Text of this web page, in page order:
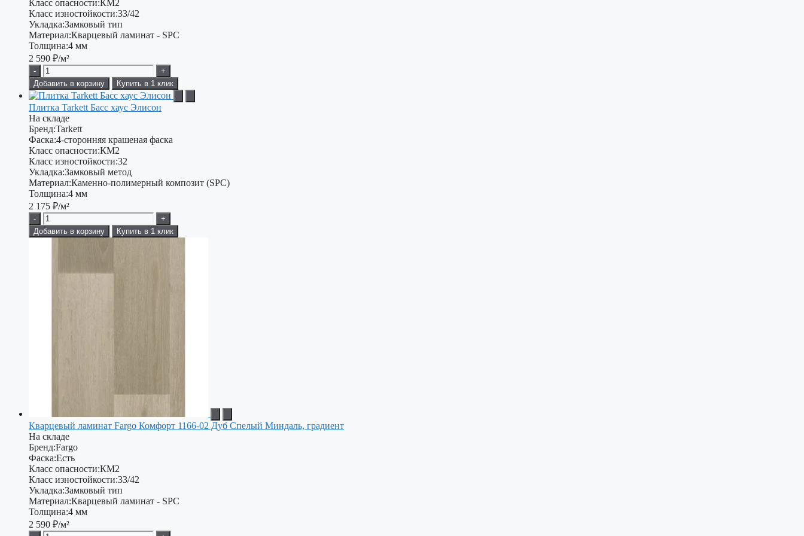
Класс опасности:КМ2
Класс изностойкости:33/42
Укладка:Замковый тип
Материал:Кварцевый ламинат - SPC
Толщина:4 мм
2 590 ₽/м²
-
+
Добавить в корзину
Купить в 1 клик
Плитка Tarkett Басс хаус Элисон
На складе
Бренд:Tarkett
Фаска:4-сторонняя крашеная фаска
Класс опасности:КМ2
Класс изностойкости:32
Укладка:Замковый метод
Материал:Каменно-полимерный композит (SPC)
Толщина:4 мм
2 175 ₽/м²
-
+
Добавить в корзину
Купить в 1 клик
Кварцевый ламинат Fargo Комфорт 1166-02 Дуб Спелый Миндаль, градиент
На складе
Бренд:Fargo
Фаска:Есть
Класс опасности:КМ2
Класс изностойкости:33/42
Укладка:Замковый тип
Материал:Кварцевый ламинат - SPC
Толщина:4 мм
2 590 ₽/м²